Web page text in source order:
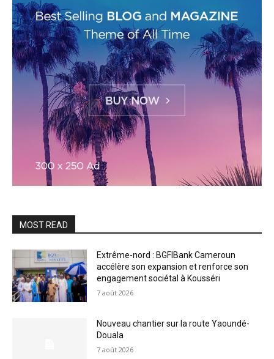
MOST READ
Extrême-nord : BGFIBank Cameroun
accélère son expansion et renforce son
engagement sociétal à Kousséri
7 août 2026
Nouveau chantier sur la route Yaoundé-
Douala
7 août 2026